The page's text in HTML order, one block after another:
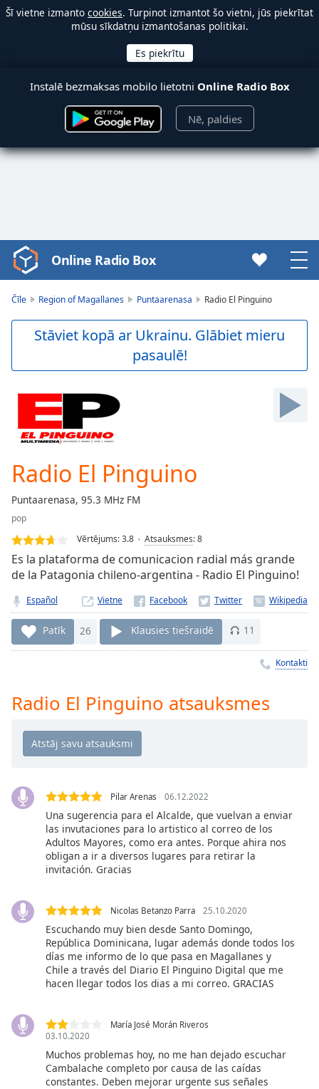
Šī vietne izmanto cookies. Turpinot izmantot šo vietni, jūs piekrītat
mūsu sīkdatņu izmantošanas politikai.
Instalē bezmaksas mobilo lietotni Online Radio Box
Nē, paldies
Video
Player
Skip
Forward
Mute
Current
Loaded:
0.00%
Stream
Type LIVE
Seek to
live,
behind
liveLIVE
Remaining
Time-
Playback
Chapters
Descriptions
descriptions
,
selected
subtitles
settings,
opens
subtitles
settings
dialog
off
,
selected
Online Radio Box
Čīle Region of Magallanes Puntaarenasa Radio El Pinguino
Stāviet kopā ar Ukrainu. Glābiet mieru
pasaulē!
Radio El Pinguino
Puntaarenasa, 95.3 MHz FM
pop
Vērtējums:3.8 Atsauksmes:8
Es la plataforma de comunicacion radial más grande
de la Patagonia chileno-argentina - Radio El Pinguino!
Español Vietne
Patīk 26 Klausies tiešraidē 11
Kontakti
Radio El Pinguino atsauksmes
Pilar Arenas 06.12.2022
Una sugerencia para el Alcalde, que vuelvan a enviar
las invutaciones para lo artistico al correo de los
Adultos Mayores, como era antes. Porque ahira nos
obligan a ir a diversos lugares para retirar la
invitación. Gracias
Nicolas Betanzo Parra 25.10.2020
Escuchando muy bien desde Santo Domingo,
República Dominicana, lugar además donde todos los
días me informo de lo que pasa en Magallanes y
Chile a través del Diario El Pinguino Digital que me
hacen llegar todos los dias a mi correo. GRACIAS
María José Morán Riveros
03.10.2020
Muchos problemas hoy, no me han dejado escuchar
Cambalache completo por causa de las caídas
constantes. Deben mejorar urgente sus señales